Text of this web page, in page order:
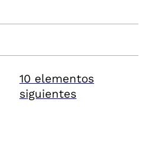
10 elementos
siguientes